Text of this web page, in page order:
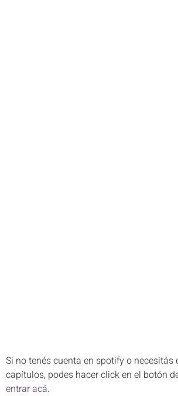
Si no tenés cuenta en spotify o necesitás
capítulos, podes hacer click en el botón
entrar acá.